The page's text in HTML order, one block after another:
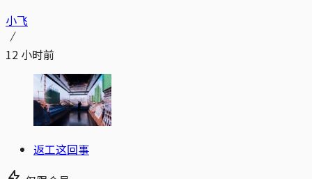
小飞
12 小时前
返工这回事